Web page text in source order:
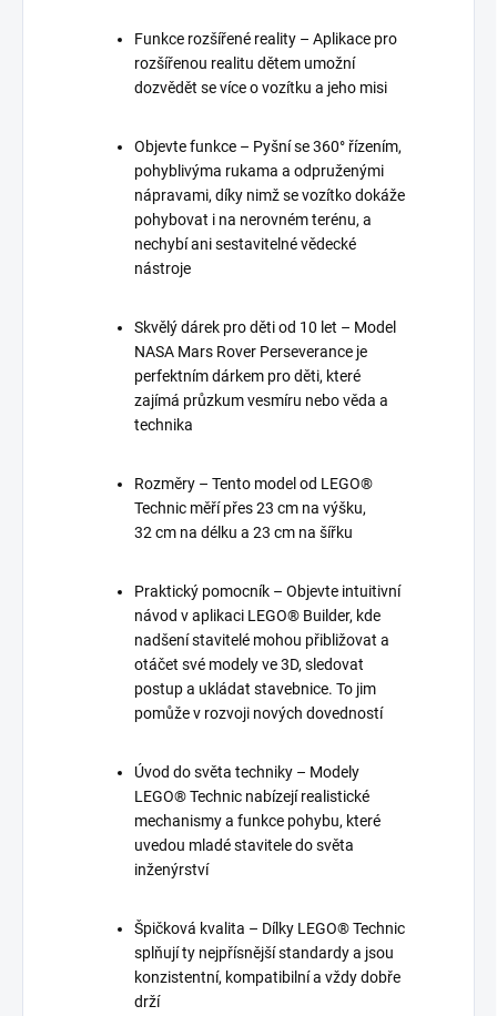
Funkce rozšířené reality – Aplikace pro
rozšířenou realitu dětem umožní
dozvědět se více o vozítku a jeho misi
Objevte funkce – Pyšní se 360° řízením,
pohyblivýma rukama a odpruženými
nápravami, díky nimž se vozítko dokáže
pohybovat i na nerovném terénu, a
nechybí ani sestavitelné vědecké
nástroje
Skvělý dárek pro děti od 10 let – Model
NASA Mars Rover Perseverance je
perfektním dárkem pro děti, které
zajímá průzkum vesmíru nebo věda a
technika
Rozměry – Tento model od LEGO®
Technic měří přes 23 cm na výšku,
32 cm na délku a 23 cm na šířku
Praktický pomocník – Objevte intuitivní
návod v aplikaci LEGO® Builder, kde
nadšení stavitelé mohou přibližovat a
otáčet své modely ve 3D, sledovat
postup a ukládat stavebnice. To jim
pomůže v rozvoji nových dovedností
Úvod do světa techniky – Modely
LEGO® Technic nabízejí realistické
mechanismy a funkce pohybu, které
uvedou mladé stavitele do světa
inženýrství
Špičková kvalita – Dílky LEGO® Technic
splňují ty nejpřísnější standardy a jsou
konzistentní, kompatibilní a vždy dobře
drží